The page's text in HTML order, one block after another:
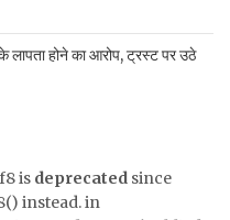
लापता होने का आरोप, ट्रस्ट पर उठे
is deprecated since
instead. in